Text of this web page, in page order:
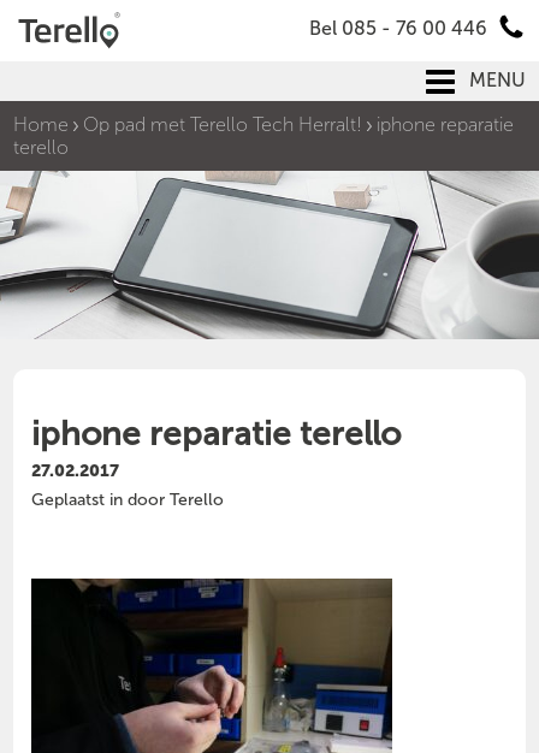
Bel 085 - 76 00 446
MENU
Home
Op pad met Terello Tech Herralt!
iphone reparatie
terello
iphone reparatie terello
27.02.2017
Geplaatst in door Terello